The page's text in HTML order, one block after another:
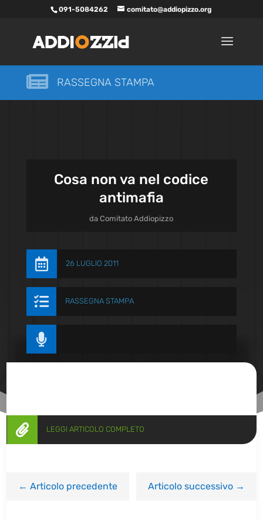
091-5084262 comitato@addiopizzo.org
 RASSEGNA STAMPA
Cosa non va nel codice
antimafia
daComitato Addiopizzo
 26 LUGLIO 2011
 RASSEGNA STAMPA

 LEGGI ARTICOLO COMPLETO
←Articolo precedente Articolo successivo→